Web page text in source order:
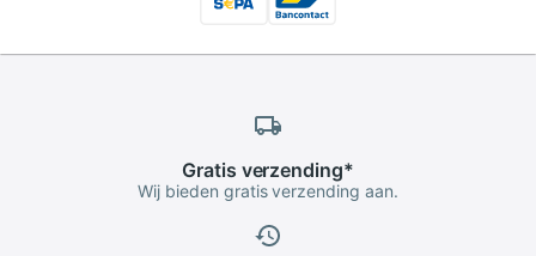
Gratis verzending*
Wij bieden gratis verzending aan.